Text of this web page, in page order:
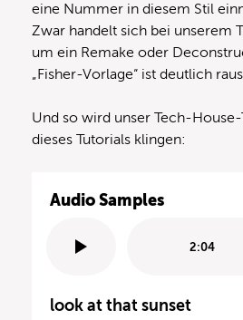
eine Nummer in diesem Stil
Zwar handelt sich bei unserem
um ein Remake oder
„Fisher-Vorlage“ ist deutlich
Und so wird unser Tech-House-
dieses Tutorials klingen:
Audio Samples
2:04
look at that sunset